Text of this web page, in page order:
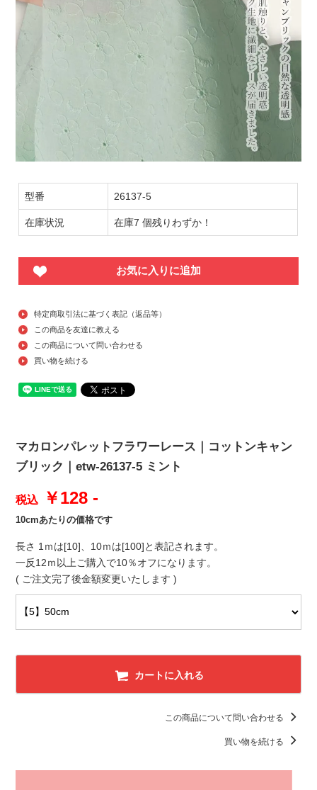
型番 26137-5
在庫状況 在庫7 個残りわずか！
お気に入りに追加
特定商取引法に基づく表記（返品等）
この商品を友達に教える
この商品について問い合わせる
買い物を続ける
マカロンパレットフラワーレース｜コットンキャン
ブリック｜etw-26137-5 ミント
税込 ￥128 -
10cmあたりの価格です
長さ 1ｍは[10]、10ｍは[100]と表記されます。
一反12ｍ以上ご購入で10％オフになります。
( ご注文完了後金額変更いたします )
カートに入れる
この商品について問い合わせる
買い物を続ける